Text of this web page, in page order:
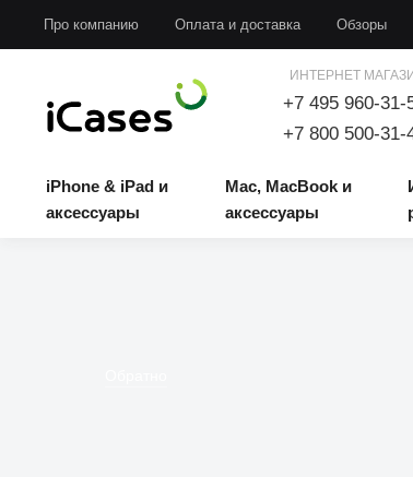
Про компанию Оплата и доставка Обзоры
ИНТЕРНЕТ
+7 495 960-31-
+7 800 500-31-
iPhone & iPad и
аксессуары
Mac, MacBook и
аксессуары